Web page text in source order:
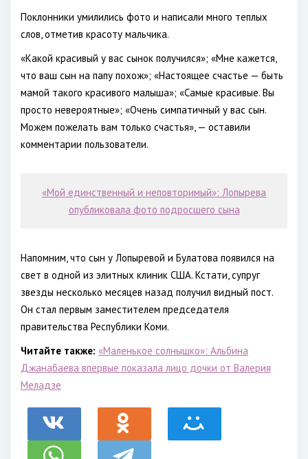
Поклонники умилились фото и написали много теплых
слов, отметив красоту мальчика.
«Какой красивый у вас сынок получился»; «Мне кажется,
что ваш сын на папу похож»; «Настоящее счастье — быть
мамой такого красивого малыша»; «Самые красивые. Вы
просто невероятные»; «Очень симпатичный у вас сын.
Можем пожелать вам только счастья», — оставили
комментарии пользователи.
«Мой единственный и неповторимый»: Лопырева
опубликовала фото подросшего сына
Напомним, что сын у Лопыревой и Булатова появился на
свет в одной из элитных клиник США. Кстати, супруг
звезды несколько месяцев назад получил видный пост.
Он стал первым заместителем председателя
правительства Республики Коми.
Читайте также: «Маленькое солнышко»: Альбина
Джанабаева впервые показала лицо дочки от Валерия
Меладзе